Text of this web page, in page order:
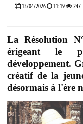
13/04/2026 11:19 247
La Résolution
érigeant le
développement.
créatif de la
désormais à l'ère